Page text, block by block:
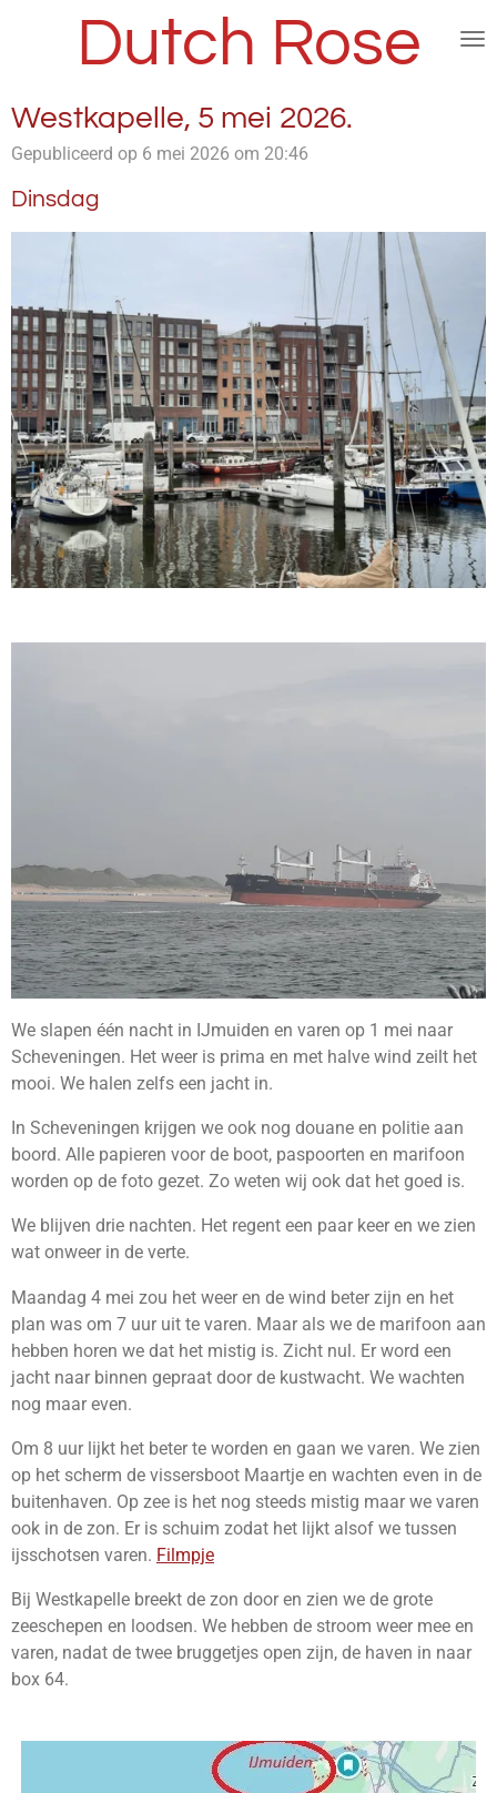
de
hoofdinhoud
Dutch Rose
Westkapelle, 5 mei 2026.
Gepubliceerd op 6 mei 2026 om 20:46
Dinsdag
We slapen één nacht in IJmuiden en varen op 1 mei naar
Scheveningen. Het weer is prima en met halve wind zeilt het
mooi. We halen zelfs een jacht in.
In Scheveningen krijgen we ook nog douane en politie aan
boord. Alle papieren voor de boot, paspoorten en marifoon
worden op de foto gezet. Zo weten wij ook dat het goed is.
We blijven drie nachten. Het regent een paar keer en we zien
wat onweer in de verte.
Maandag 4 mei zou het weer en de wind beter zijn en het
plan was om 7 uur uit te varen. Maar als we de marifoon aan
hebben horen we dat het mistig is. Zicht nul. Er word een
jacht naar binnen gepraat door de kustwacht. We wachten
nog maar even.
Om 8 uur lijkt het beter te worden en gaan we varen. We zien
op het scherm de vissersboot Maartje en wachten even in de
buitenhaven. Op zee is het nog steeds mistig maar we varen
ook in de zon. Er is schuim zodat het lijkt alsof we tussen
ijsschotsen varen. Filmpje
Bij Westkapelle breekt de zon door en zien we de grote
zeeschepen en loodsen. We hebben de stroom weer mee en
varen, nadat de twee bruggetjes open zijn, de haven in naar
box 64.